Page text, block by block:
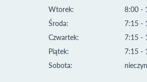
Wtorek:
Środa:
Czwartek:
Piątek:
Sobota:
8:00 -
7:15 -
7:15 -
7:15 -